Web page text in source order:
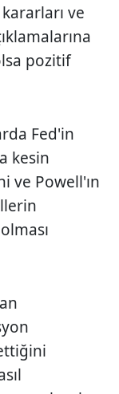
ve
pozitif
Fed'in
kesin
ve Powell'ın